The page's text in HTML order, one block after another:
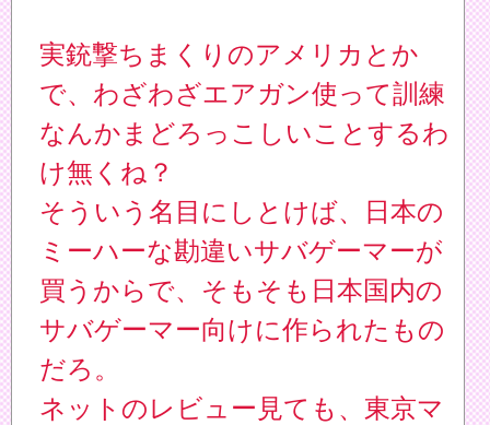
実銃撃ちまくりのアメリカとか
で、わざわざエアガン使って訓練
なんかまどろっこしいことするわ
け無くね？
そういう名目にしとけば、日本の
ミーハーな勘違いサバゲーマーが
買うからで、そもそも日本国内の
サバゲーマー向けに作られたもの
だろ。
ネットのレビュー見ても、東京マ